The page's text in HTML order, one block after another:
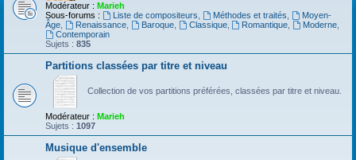
Modérateur : Marieh
Sous-forums :
Liste de compositeurs Méthodes et traités
Moyen-
Âge
Renaissance, Baroque, Classique, Romantique Moderne
Contemporain
Sujets : 835
Partitions classées par titre et niveau
Collection de vos partitions préférées, classées par titre et niveau.
Modérateur : Marieh
Sujets : 1097
Musique d'ensemble